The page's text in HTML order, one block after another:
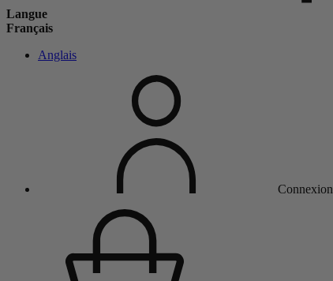
Langue
Français
Anglais
Connexion